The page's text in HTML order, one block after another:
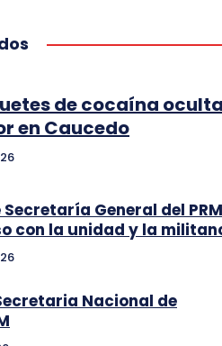
de cocaína
en Caucedo
General del
con la unidad y la
Nacional de